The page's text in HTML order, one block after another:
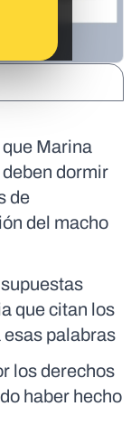
Marina
deben dormir
de
del macho
que citan los
palabras
los derechos
haber hecho